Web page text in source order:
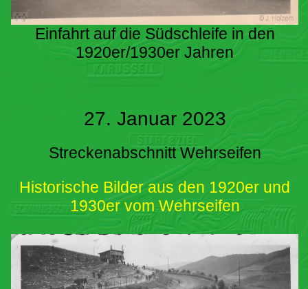
Einfahrt auf die Südschleife in den
1920er/1930er Jahren
27. Januar 2023
Streckenabschnitt Wehrseifen
Historische Bilder aus den 1920er und
1930er vom Wehrseifen